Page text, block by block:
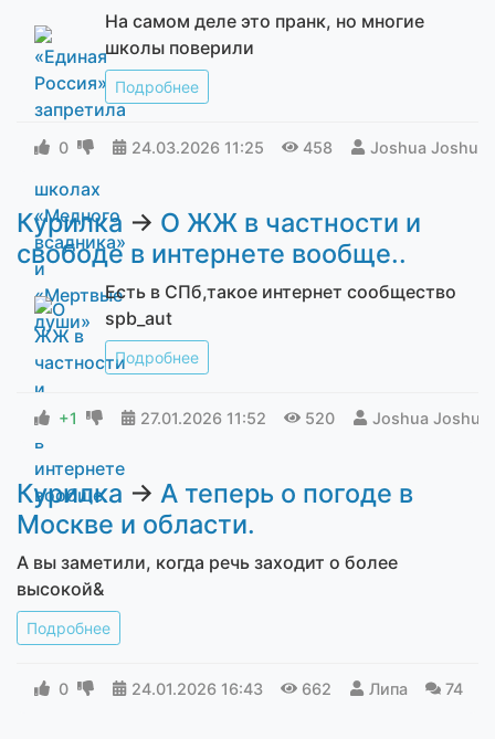
На самом деле это пранк, но многие
школы поверили
Подробнее
0 24.03.2026 11:25 458 Joshua Joshua
Курилка → О ЖЖ в частности и
свободе в интернете вообще..
Есть в СПб,такое интернет сообщество
spb_aut
Подробнее
+1 27.01.2026 11:52 520 Joshua Joshua
Курилка → А теперь о погоде в
Москве и области.
А вы заметили, когда речь заходит о более
высокой&
Подробнее
0 24.01.2026 16:43 662 Липа 74